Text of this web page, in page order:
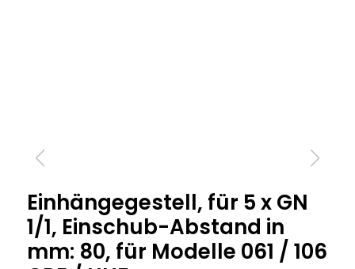
Einhängegestell, für 5 x GN
1/1, Einschub-Abstand in
mm: 80, für Modelle 061 / 106